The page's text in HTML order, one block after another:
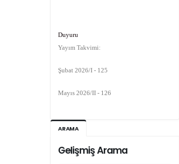
Yayım Takvimi:
Kasım 2026/IV - 128
ARAMA
Gelişmiş Arama